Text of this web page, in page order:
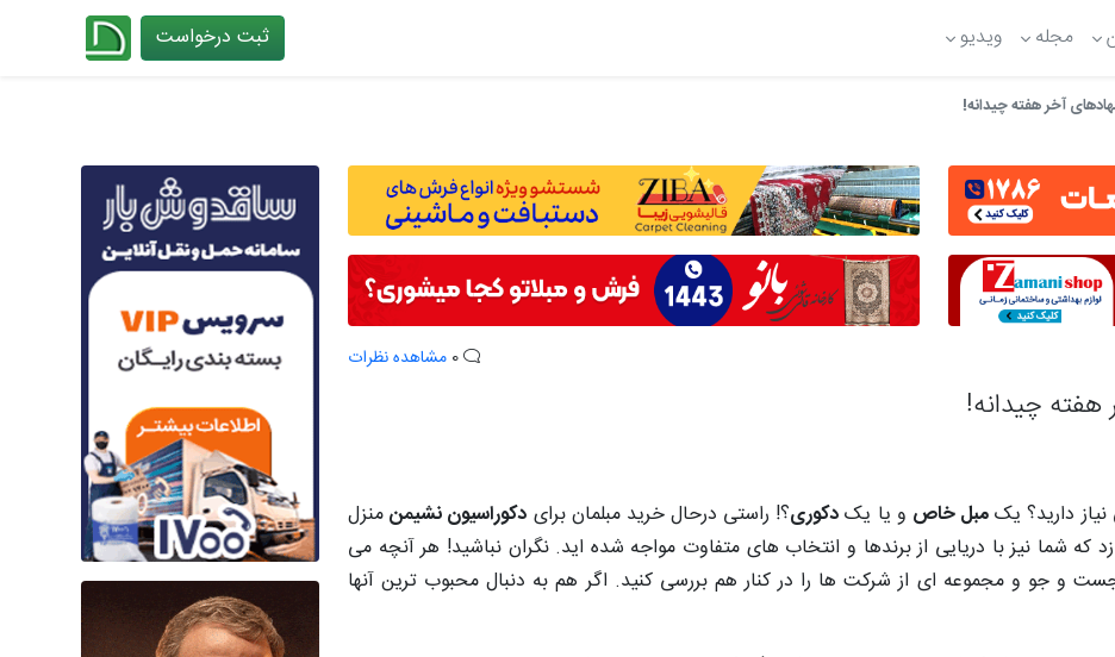
مجله ویدیو ثبت درخواست
آخر هفته چیدانه!
مشاهده نظرات
چیدانه!
دارید؟ یکمبل خاص و یا یکدکوری؟! راستی درحال خرید مبلمان برای دکوراسیون نشیمنمنزل
شما نیز با دریایی از برندها و انتخاب های متفاوت مواجه شده اید. نگران نباشید! هر آنچه می
و جو و مجموعه ای از شرکت ها را در کنار هم بررسی کنید. اگر هم به دنبال محبوب ترین آنها